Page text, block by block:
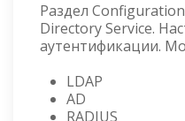
Раздел
Directory Service.
аутентификации.
LDAP
AD
RADIUS